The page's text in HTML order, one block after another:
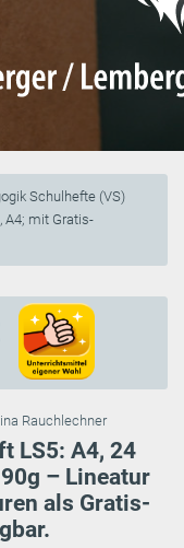
Schulhefte (VS)
A4; mit Gratis-
Rauchlechner
LS5: A4, 24
– Lineatur
als Gratis-